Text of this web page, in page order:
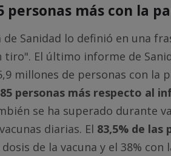
personas más con la
Sanidad lo definió en una
tiro". El último informe de
millones de personas con la
personas más respecto al
se ha superado durante
diarias. El 83,5% de las
de la vacuna y el 38%